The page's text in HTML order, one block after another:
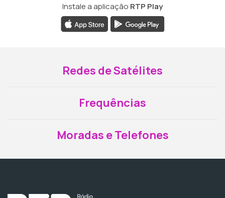
Instale a aplicação RTP Play
Redes de Satélites
Frequências
Moradas e Telefones